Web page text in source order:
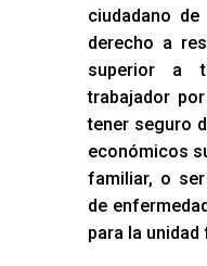
ciudadano
derecho a
superior a
trabajador
tener seguro
económicos
familiar, o
de
para la unidad